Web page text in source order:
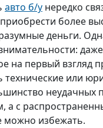
авто б/у нередко
более
деньги.
даже
на первый взгляд
технические или
неудачных
а с
можно избежать.